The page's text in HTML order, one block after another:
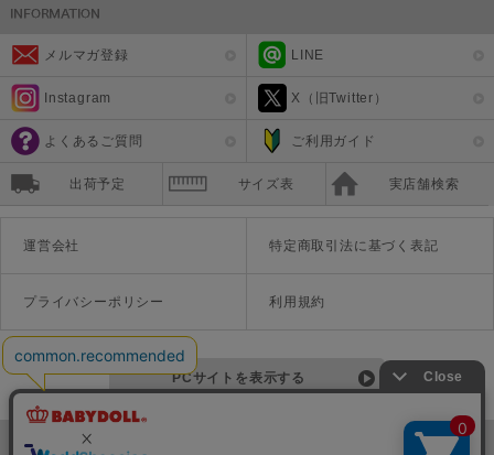
メルマガ登録 LINE
Instagram X（旧Twitter）
よくあるご質問 ご利用ガイド
出荷予定 サイズ表 実店舗検索
運営会社 特定商取引法に基づく表記
プライバシーポリシー 利用規約
PCサイトを表示する
©Disney ©Disney/Pixar ©Disney. Based on the "Winnie the Pooh" works by A.A. Milne and E.H. Shepard.